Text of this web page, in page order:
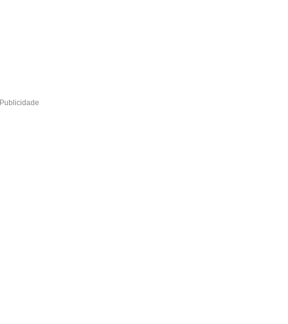
Publicidade